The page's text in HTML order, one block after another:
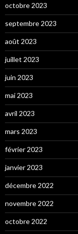
octobre 2023
septembre 2023
août 2023
juillet 2023
juin 2023
mai 2023
avril 2023
mars 2023
février 2023
janvier 2023
décembre 2022
novembre 2022
octobre 2022